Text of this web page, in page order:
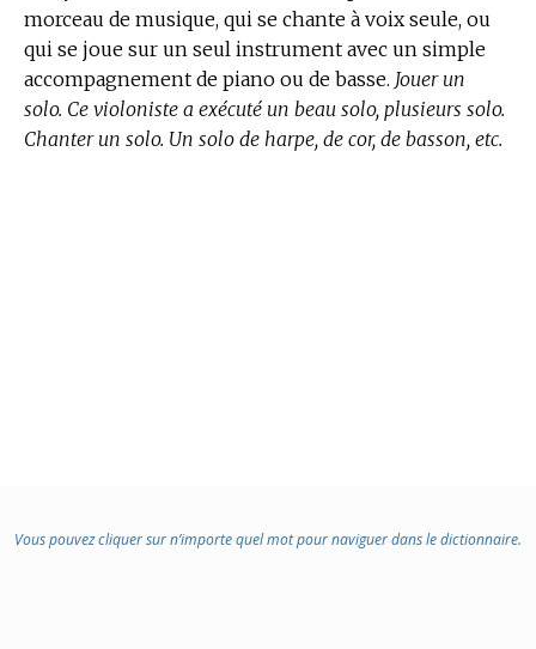
morceau de musique, qui se chante à voix seule, ou
qui se joue sur un seul instrument avec un simple
accompagnement de piano ou de basse. Jouer un
solo. Ce violoniste a exécuté un beau solo, plusieurs solo.
Chanter un solo. Un solo de harpe, de cor, de basson, etc.
Vous pouvez cliquer sur n’importe quel mot pour naviguer dans le dictionnaire.